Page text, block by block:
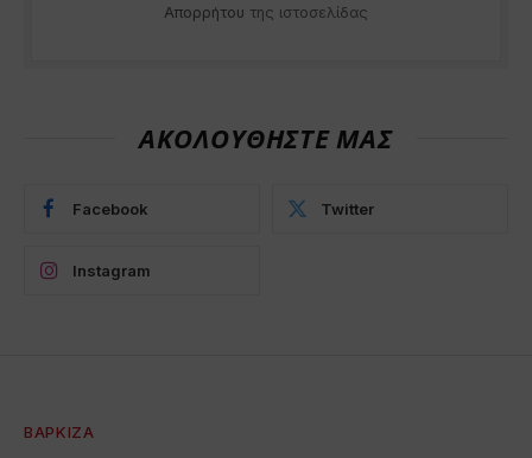
Απορρήτου της ιστοσελίδας
ΑΚΟΛΟΥΘΗΣΤΕ ΜΑΣ
Facebook Twitter
Instagram
ΒΆΡΚΙΖΑ